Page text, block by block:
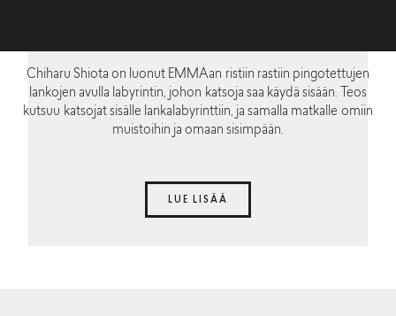
Chiharu Shiota on luonut EMMAan ristiin rastiin pingotettujen
lankojen avulla labyrintin, johon katsoja saa käydä sisään. Teos
kutsuu katsojat sisälle lankalabyrinttiin, ja samalla matkalle omiin
muistoihin ja omaan sisimpään.
LUE LISÄÄ